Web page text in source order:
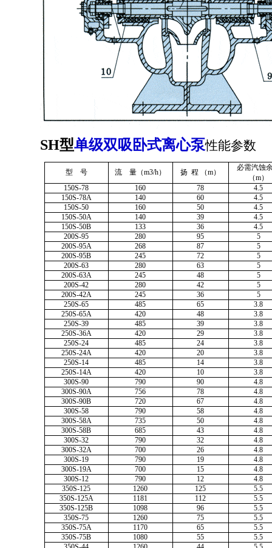
SH型单级双吸 卧式离心泵性能参数
型 号 流 量（m3/h） 扬 程 （m）
必需汽蚀
（m）
150S-78
160 78
4.5
150S-78A
140 60
4.5
150S-50
160 50
4.5
150S-50A
140 39
4.5
150S-50B
133 36
4.5
200S-95
280 95
5
200S-95A
268 87
5
200S-95B
245 72
5
200S-63
280 63
5
200S-63A
245 48
5
200S-42
280 42
5
200S-42A
245 36
5
250S-65
485 65
3.8
250S-65A
420 48
3.8
250S-39
485 39
3.8
250S-36A
420 29
3.8
250S-24
485 24
3.8
250S-24A
420 20
3.8
250S-14
485 14
3.8
250S-14A
420 10
3.8
300S-90
790 90
4.8
300S-90A
756 78
4.8
300S-90B
720 67
4.8
300S-58
790 58
4.8
300S-58A
735 50
4.8
300S-58B
685 43
4.8
300S-32
790 32
4.8
300S-32A
700 26
4.8
300S-19
790 19
4.8
300S-19A
700 15
4.8
300S-12
790 12
4.8
350S-125
1260 125
5.5
350S-125A
1181 112
5.5
350S-125B
1098 96
5.5
350S-75
1260 75
5.5
350S-75A
1170 65
5.5
350S-75B
1080 55
5.5